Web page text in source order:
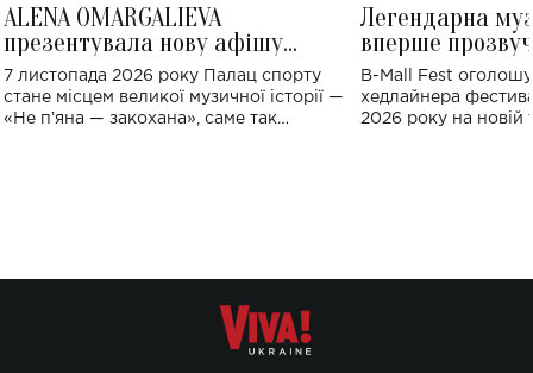
ALENA OMARGALIEVA
презентувала нову афішу
великого концерту в Палаці
спорту
7 листопада 2026 року Палац спорту
стане місцем великої музичної історії —
«Не пʼяна — закохана», саме так
Легендарна
вперше
Україні: де
B-Mall Fest
хедлайнера
2026 року на новій